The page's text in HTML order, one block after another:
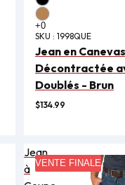
SKU : 1998QUE
Jean en
Décontractée
Doublés - Brun
$134.99
Jean
à VENTE FINALE